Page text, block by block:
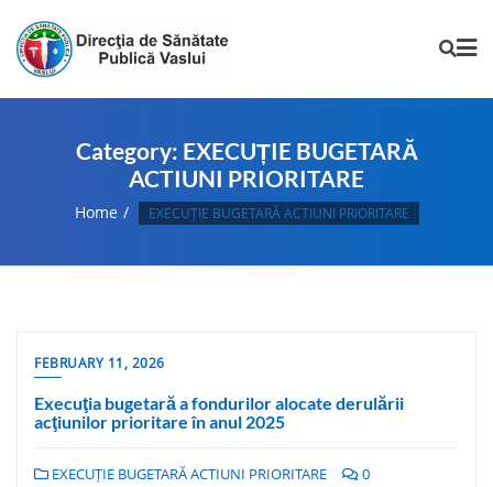
Category: EXECUȚIE BUGETARĂ
ACTIUNI PRIORITARE
Home EXECUȚIE BUGETARĂ ACTIUNI PRIORITARE
FEBRUARY 11, 2026
Execuţia bugetară a fondurilor alocate derulării
acţiunilor prioritare în anul 2025
EXECUȚIE BUGETARĂ ACTIUNI PRIORITARE
0